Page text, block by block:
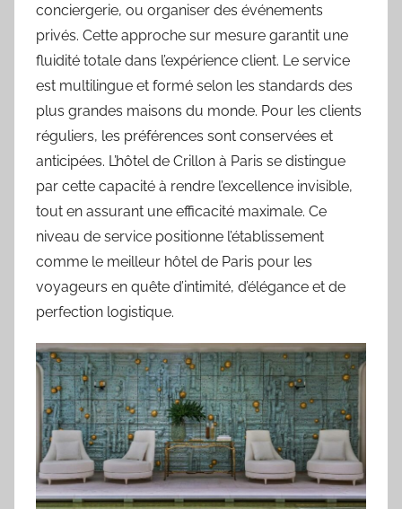
conciergerie, ou organiser des événements
privés. Cette approche sur mesure garantit une
fluidité totale dans l’expérience client. Le service
est multilingue et formé selon les standards des
plus grandes maisons du monde. Pour les clients
réguliers, les préférences sont conservées et
anticipées. L’hôtel de Crillon à Paris se distingue
par cette capacité à rendre l’excellence invisible,
tout en assurant une efficacité maximale. Ce
niveau de service positionne l’établissement
comme le meilleur hôtel de Paris pour les
voyageurs en quête d’intimité, d’élégance et de
perfection logistique.